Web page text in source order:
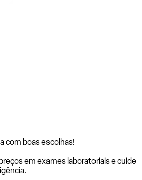
com boas escolhas!
em exames laboratoriais e cuide